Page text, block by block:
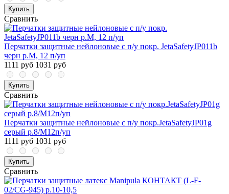
Купить
Сравнить
Перчатки защитные нейлоновые с п/у покр. JetaSafetyJP011b
черн р.М, 12 п/уп
1111 руб 1031 руб
Купить
Сравнить
Перчатки защитные нейлоновые с п/у покр.JetaSafetyJP01g
серый р.8/М12п/уп
1111 руб 1031 руб
Купить
Сравнить